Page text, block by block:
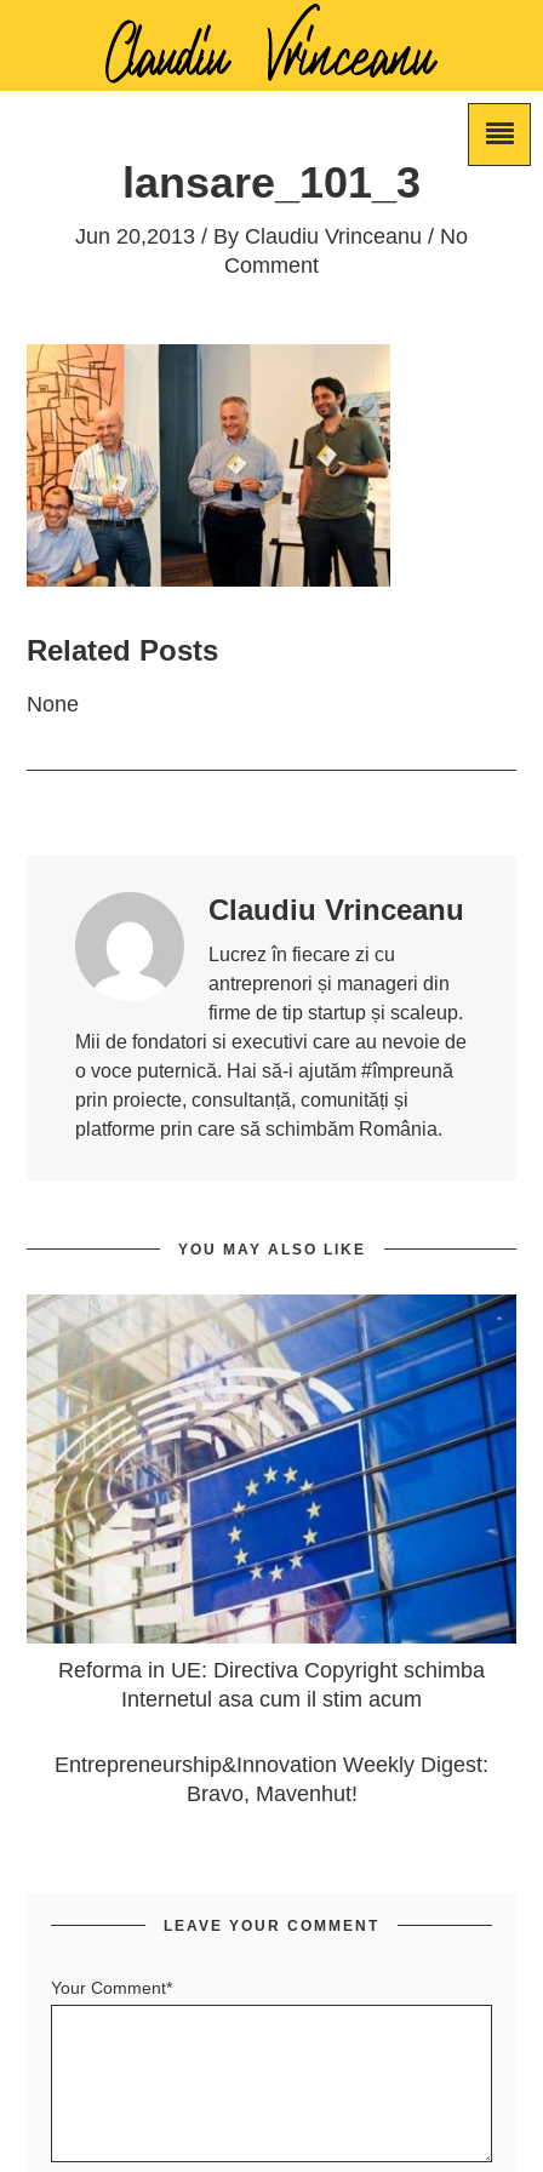
lansare_101_3
Jun 20,2013 / By Claudiu Vrinceanu / No
Comment
Related Posts
None
Claudiu Vrinceanu
Lucrez în fiecare zi cu
antreprenori și manageri din
firme de tip startup și scaleup.
Mii de fondatori si executivi care au nevoie de
o voce puternică. Hai să-i ajutăm #împreună
prin proiecte, consultanță, comunități și
platforme prin care să schimbăm România.
YOU MAY ALSO LIKE
Reforma in UE: Directiva Copyright schimba
Internetul asa cum il stim acum
Entrepreneurship&Innovation Weekly Digest:
Bravo, Mavenhut!
LEAVE YOUR COMMENT
Your Comment*